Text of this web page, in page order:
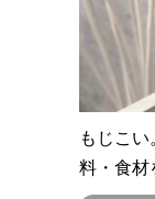
もじこ
料・食